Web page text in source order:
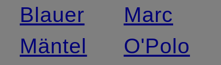
Blauer
Mäntel
Marc
O'Polo